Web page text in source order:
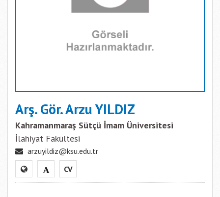
Arş. Gör. Arzu YILDIZ
Kahramanmaraş Sütçü İmam Üniversitesi
İlahiyat Fakültesi
arzuyildiz@ksu.edu.tr
CV